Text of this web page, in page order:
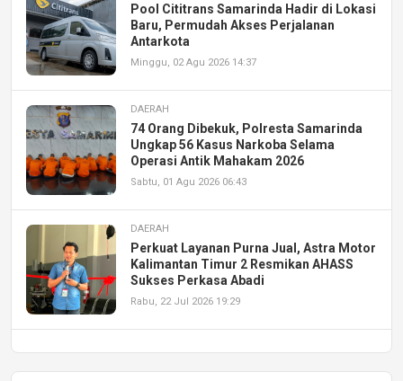
Pool Cititrans Samarinda Hadir di Lokasi
Baru, Permudah Akses Perjalanan
Antarkota
Minggu, 02 Agu 2026 14:37
DAERAH
74 Orang Dibekuk, Polresta Samarinda
Ungkap 56 Kasus Narkoba Selama
Operasi Antik Mahakam 2026
Sabtu, 01 Agu 2026 06:43
DAERAH
Perkuat Layanan Purna Jual, Astra Motor
Kalimantan Timur 2 Resmikan AHASS
Sukses Perkasa Abadi
Rabu, 22 Jul 2026 19:29